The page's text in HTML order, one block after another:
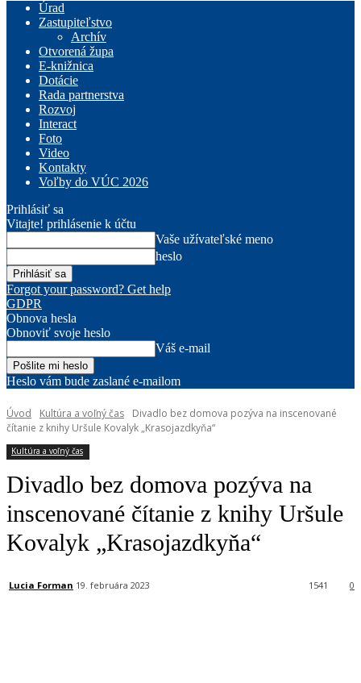
Úrad
Zastupiteľstvo
Archív
Otvorená župa
E-knižnica
Dotácie
Rada partnerstva
Rozvoj
Interact
Foto
Video
Kontakty
Voľby do VÚC 2026
Prihlásiť sa
Vitajte! prihlásenie k účtu
Vaše užívateľské meno
heslo
Forgot your password? Get help
GDPR
Obnova hesla
Obnoviť svoje heslo
Váš e-mail
Heslo vám bude zaslané e-mailom
Úvod Kultúra a voľný čas
Divadlo bez domova pozýva na inscenované
čítanie z knihy Uršule Kovalyk „Krasojazdkyňa“
Kultúra a voľný čas
Divadlo bez domova pozýva na
inscenované čítanie z knihy Uršule
Kovalyk „Krasojazdkyňa“
Lucia Forman 19. februára 2023 0
1541